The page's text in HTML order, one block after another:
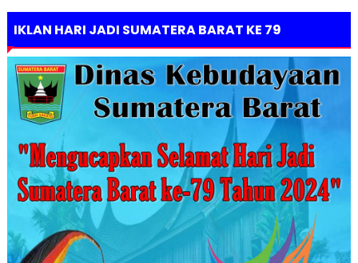
IKLAN HARI JADI SUMATERA BARAT KE 79